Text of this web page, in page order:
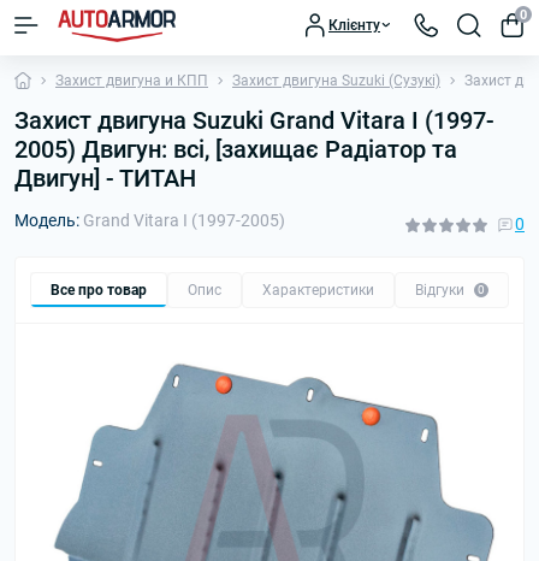
Клієнту
0
Захист двигуна и КПП Захист двигуна Suzuki (Сузукі) Захист
Захист двигуна Suzuki Grand Vitara I (1997-
2005) Двигун: всі, [захищає Радіатор та
Двигун] - ТИТАН
Модель: Grand Vitara I (1997-2005) 0
Все про товар Опис Характеристики Відгуки 0